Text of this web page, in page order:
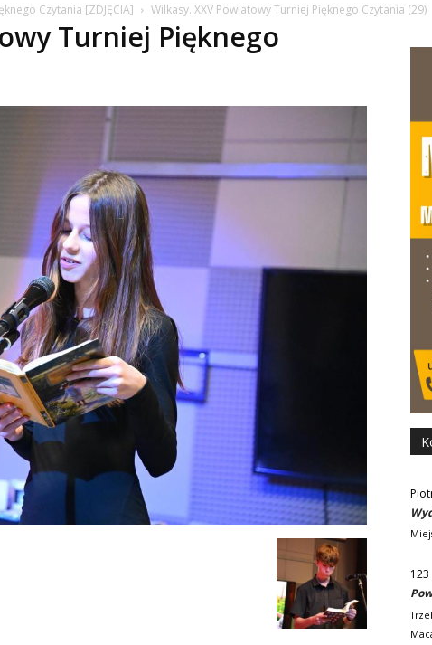
Czytania [ZDJĘCIA] Wilkasy. XXV Powiatowy Turniej Pięknego Czytania (29)
Turniej Pięknego
123